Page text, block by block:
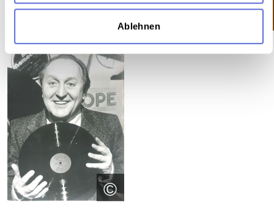
Ablehnen
einzig­artigen Aufnahmen.
©